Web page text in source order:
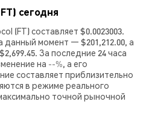
сегодня
(FT) составляет $0.0023003.
данный момент — $201,212.00, а
За последние 24 часа
на --%, а его
составляет приблизительно
в режиме реального
точной рыночной